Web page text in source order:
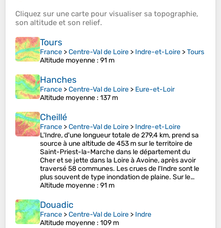
Cliquez sur une carte pour visualiser sa topographie,
son altitude et son relief.
Tours
France >Centre-Val de Loire > Indre-et-Loire >Tours
Altitude moyenne : 91 m
Hanches
France >Centre-Val de Loire > Eure-et-Loir
Altitude moyenne : 137 m
Cheillé
France >Centre-Val de Loire > Indre-et-Loire
L'Indre, d'une longueur totale de 279,4 km, prend sa
source à une altitude de 453 m sur le territoire de
Saint-Priest-la-Marche dans le département du
Cher et se jette dans la Loire à Avoine, après avoir
traversé 58 communes. Les crues de l'Indre sont le
plus souvent de type inondation de plaine. Sur le…
Altitude moyenne : 91 m
Douadic
France >Centre-Val de Loire > Indre
Altitude moyenne : 109 m